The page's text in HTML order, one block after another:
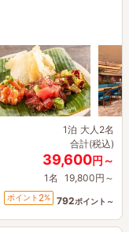
1泊 大人2名
合計(税込)
39,600円～
1名 19,800円～
ポイント 2% 792ポイント～